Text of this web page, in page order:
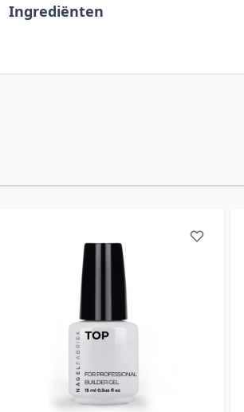
Ingrediënten
overslaan of direct naar de